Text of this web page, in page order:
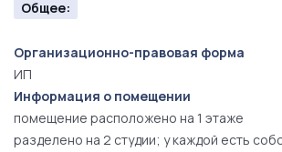
Общее:
Организационно-правовая форма
ИП
Информация о помещении
помещение расположено на 1 этаже
разделено на 2 студии; у каждой есть